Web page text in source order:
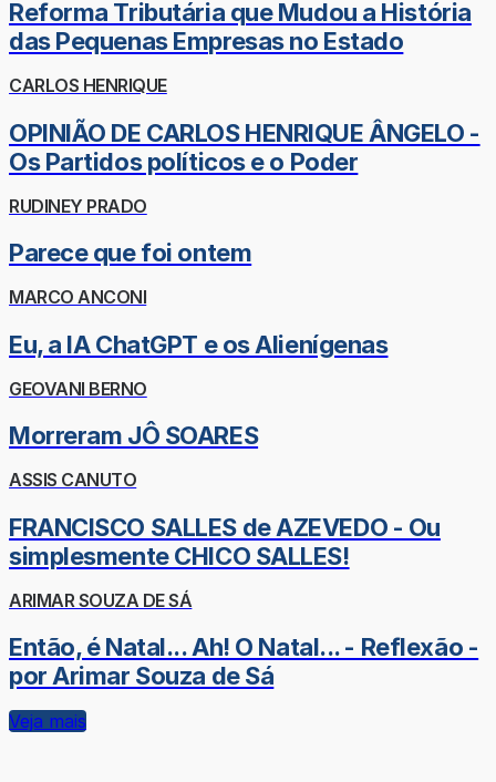
Reforma Tributária que Mudou a História
das Pequenas Empresas no Estado
CARLOS HENRIQUE
OPINIÃO DE CARLOS HENRIQUE ÂNGELO -
Os Partidos políticos e o Poder
RUDINEY PRADO
Parece que foi ontem
MARCO ANCONI
Eu, a IA ChatGPT e os Alienígenas
GEOVANI BERNO
Morreram JÔ SOARES
ASSIS CANUTO
FRANCISCO SALLES de AZEVEDO - Ou
simplesmente CHICO SALLES!
ARIMAR SOUZA DE SÁ
Então, é Natal... Ah! O Natal... - Reflexão -
por Arimar Souza de Sá
Veja mais